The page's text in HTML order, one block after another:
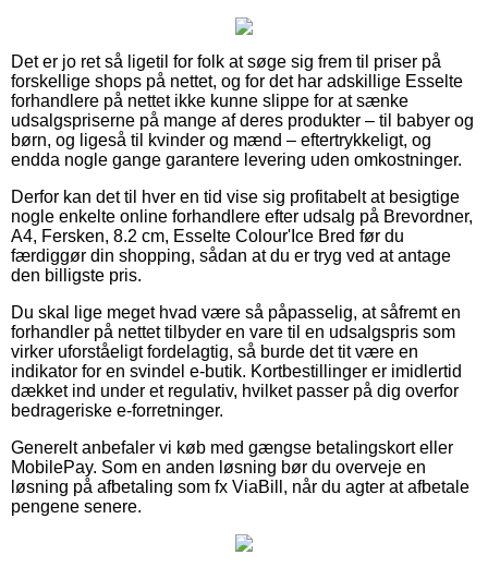
Det er jo ret så ligetil for folk at søge sig frem til priser på
forskellige shops på nettet, og for det har adskillige Esselte
forhandlere på nettet ikke kunne slippe for at sænke
udsalgspriserne på mange af deres produkter – til babyer og
børn, og ligeså til kvinder og mænd – eftertrykkeligt, og
endda nogle gange garantere levering uden omkostninger.
Derfor kan det til hver en tid vise sig profitabelt at besigtige
nogle enkelte online forhandlere efter udsalg på Brevordner,
A4, Fersken, 8.2 cm, Esselte Colour'Ice Bred før du
færdiggør din shopping, sådan at du er tryg ved at antage
den billigste pris.
Du skal lige meget hvad være så påpasselig, at såfremt en
forhandler på nettet tilbyder en vare til en udsalgspris som
virker uforståeligt fordelagtig, så burde det tit være en
indikator for en svindel e-butik. Kortbestillinger er imidlertid
dækket ind under et regulativ, hvilket passer på dig overfor
bedrageriske e-forretninger.
Generelt anbefaler vi køb med gængse betalingskort eller
MobilePay. Som en anden løsning bør du overveje en
løsning på afbetaling som fx ViaBill, når du agter at afbetale
pengene senere.